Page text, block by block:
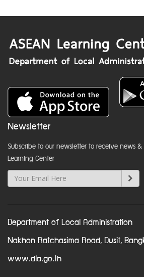
Newsletter
Subscribe to our newsletter to receive news
Learning Center
Department of Local Administration
Nakhon Ratchasima Road, Dusit,
www.dla.go.th